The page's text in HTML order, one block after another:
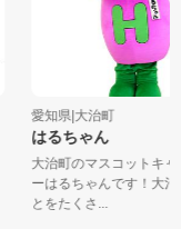
愛知県|大治町
はるちゃん
大治町のマスコットキ
ーはるちゃんです！大
とをたくさ...